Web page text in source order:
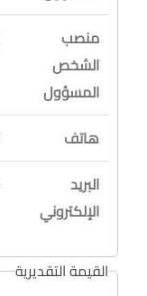
منصب
الشخص
المسؤول
هاتف
البريد
الإلكتروني
القيمة التقديرية